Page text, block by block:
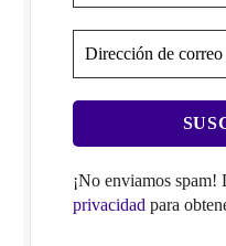
¡No enviamos spam!
privacidad para